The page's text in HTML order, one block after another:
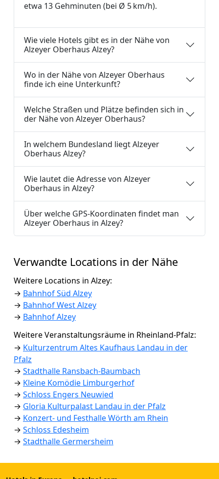
etwa 13 Gehminuten (bei Ø 5 km/h).
Wie viele Hotels gibt es in der Nähe von
Alzeyer Oberhaus Alzey?
Wo in der Nähe von Alzeyer Oberhaus
finde ich eine Unterkunft?
Welche Straßen und Plätze befinden sich in
der Nähe von Alzeyer Oberhaus?
In welchem Bundesland liegt Alzeyer
Oberhaus Alzey?
Wie lautet die Adresse von Alzeyer
Oberhaus in Alzey?
Über welche GPS-Koordinaten findet man
Alzeyer Oberhaus in Alzey?
Verwandte Locations in der Nähe
Weitere Locations in Alzey:
→ Bahnhof Süd Alzey
→ Bahnhof West Alzey
→ Bahnhof Alzey
Weitere Veranstaltungsräume in Rheinland-Pfalz:
→ Kulturzentrum Altes Kaufhaus Landau in der
Pfalz
→ Stadthalle Ransbach-Baumbach
→ Kleine Komödie Limburgerhof
→ Schloss Engers Neuwied
→ Gloria Kulturpalast Landau in der Pfalz
→ Konzert- und Festhalle Wörth am Rhein
→ Schloss Edesheim
→ Stadthalle Germersheim